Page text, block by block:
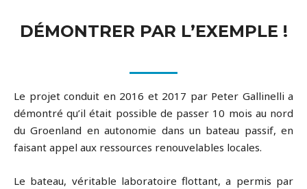
DÉMONTRER PAR L’EXEMPLE !
Le projet conduit en 2016 et 2017 par Peter Gallinelli a
démontré qu’il était possible de passer 10 mois au nord
du Groenland en autonomie dans un bateau passif, en
faisant appel aux ressources renouvelables locales.
Le bateau, véritable laboratoire flottant, a permis par